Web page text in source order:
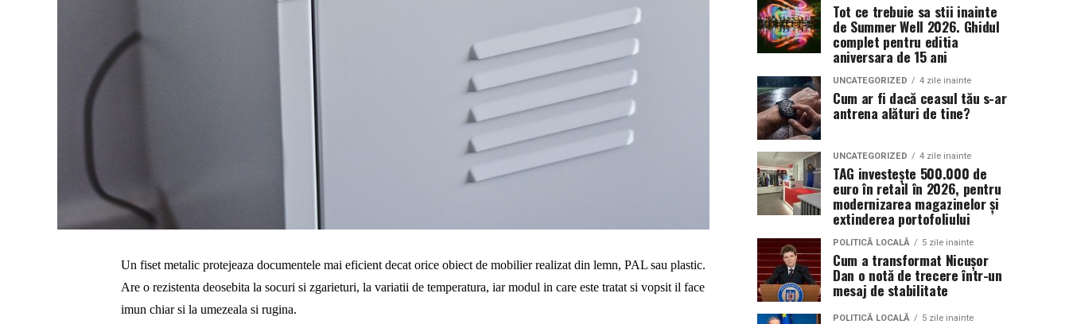
Un fiset metalic protejeaza documentele mai eficient decat orice obiect de mobilier realizat din lemn, PAL sau plastic.
Are o rezistenta deosebita la socuri si zgarieturi, la variatii de temperatura, iar modul in care este tratat si vopsit il face
imun chiar si la umezeala si rugina.
Tot ce trebuie sa stii inainte
de Summer Well 2026. Ghidul
complet pentru editia
aniversara de 15 ani
UNCATEGORIZED 4 zile inainte
Cum ar fi dacă ceasul tău s-ar
antrena alături de tine?
UNCATEGORIZED 4 zile inainte
TAG investește 500.000 de
euro în retail în 2026, pentru
modernizarea magazinelor și
extinderea portofoliului
POLITICĂ LOCALĂ 5 zile inainte
Cum a transformat Nicușor
Dan o notă de trecere într-un
mesaj de stabilitate
POLITICĂ LOCALĂ 5 zile inainte